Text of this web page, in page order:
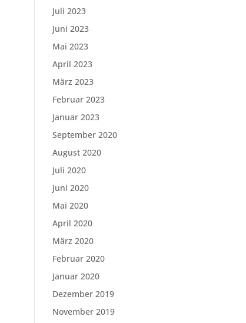
Juli 2023
Juni 2023
Mai 2023
April 2023
März 2023
Februar 2023
Januar 2023
September 2020
August 2020
Juli 2020
Juni 2020
Mai 2020
April 2020
März 2020
Februar 2020
Januar 2020
Dezember 2019
November 2019